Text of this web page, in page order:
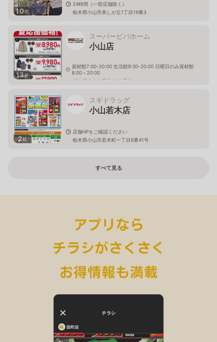
10枚
24時間（一部店舗除く）
栃木県小山市美しが丘1丁目19番3
13枚
スーパービバホーム
小山店
資材館7:00-20:00 生活館9:30-20:00 日曜日のみ資材館
8:00～20:00
栃木県小山市喜沢1475番地
2枚
スギドラッグ
小山若木店
店舗HPをご確認ください
栃木県小山市若木町一丁目6番41号
すべて見る